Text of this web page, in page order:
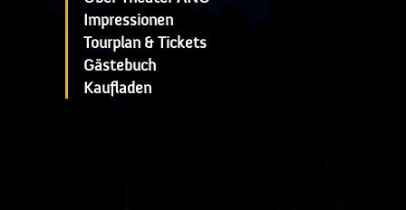
Impressionen
Tourplan & Tickets
Gästebuch
Kaufladen